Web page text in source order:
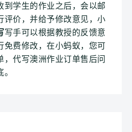
到学生的作业之后，会以邮
评价，并给予修改意见，小
写手可以根据教授的反馈意
免费修改，在小蚂蚁，您可
，代写澳洲作业订单售后问